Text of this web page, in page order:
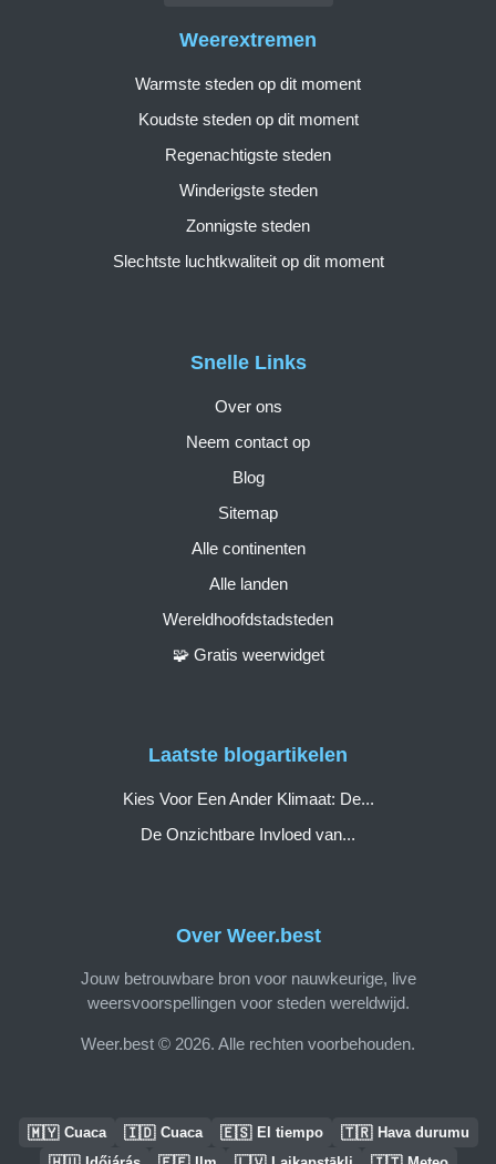
Over Weer.best
Jouw betrouwbare bron voor nauwkeurige, live
weersvoorspellingen voor steden wereldwijd.
Weer.best © 2026. Alle rechten voorbehouden.
Snelle Links
Over ons
Neem contact op
Blog
Sitemap
Alle continenten
Alle landen
Wereldhoofdstadsteden
🧩 Gratis weerwidget
Weerextremen
Warmste steden op dit moment
Koudste steden op dit moment
Regenachtigste steden
Winderigste steden
Zonnigste steden
Slechtste luchtkwaliteit op dit moment
Laatste blogartikelen
Kies Voor Een Ander Klimaat: De...
De Onzichtbare Invloed van...
🇲🇾 Cuaca 🇮🇩 Cuaca 🇪🇸 El tiempo 🇹🇷 Hava durumu